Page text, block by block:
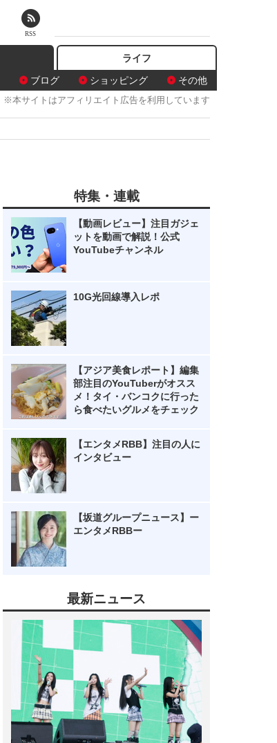
ブログ ショッピング その他
ライフ
※本サイトはアフィリエイト広告を利用しています
特集・連載
【動画レビュー】注目ガジェ
ットを動画で解説！公式
YouTubeチャンネル
10G光回線導入レポ
【アジア美食レポート】編集
部注目のYouTuberがオスス
メ！タイ・バンコクに行った
ら食べたいグルメをチェック
【エンタメRBB】注目の人に
インタビュー
【坂道グループニュース】ー
エンタメRBBー
最新ニュース
RSS